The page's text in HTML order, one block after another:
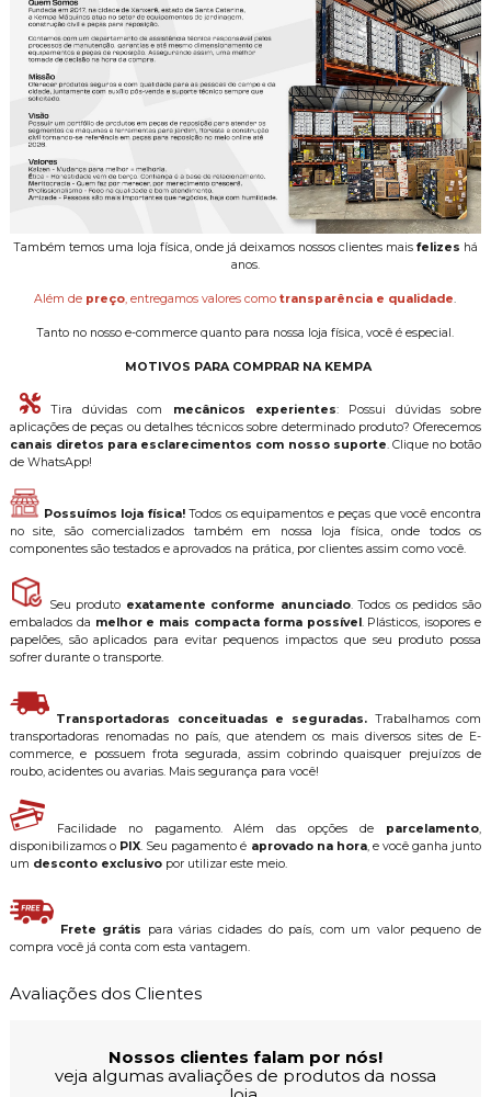
Também temos uma loja física, onde já deixamos nossos clientes mais felizes há
anos.
Além de preço, entregamos valores comotransparência e qualidade.
Tanto no nosso e-commerce quanto para nossa loja física, você é especial.
MOTIVOS PARA COMPRAR NA KEMPA
Tira dúvidas com mecânicos experientes: Possui dúvidas sobre
aplicações de peças ou detalhes técnicos sobre determinado produto? Oferecemos
canais diretos para esclarecimentos com nosso suporte. Clique no botão
de WhatsApp!
Possuímos loja física!Todos os equipamentos e peças que você encontra
no site, são comercializados também em nossa loja física, onde todos os
componentes são testados e aprovados na prática, por clientes assim como você.
Seu produto exatamente conforme anunciado. Todos os pedidos são
embalados da melhor e mais compacta forma possível . Plásticos, isopores e
papelões, são aplicados para evitar pequenos impactos que seu produto possa
sofrer durante o transporte.
Transportadoras conceituadas e seguradas. Trabalhamos com
transportadoras renomadas no país, que atendem os mais diversos sites de E-
commerce, e possuem frota segurada, assim cobrindo quaisquer prejuízos de
roubo, acidentes ou avarias. Mais segurança para você!
Facilidade no pagamento. Além das opções de parcelamento,
disponibilizamos o PIX. Seu pagamento é aprovado na hora, e você ganha junto
um desconto exclusivopor utilizar este meio.
Frete grátis para várias cidades do país, com um valor pequeno de
compra você já conta com esta vantagem.
Avaliações dos Clientes
Nossos clientes falam por nós!
veja algumas avaliações de produtos da nossa